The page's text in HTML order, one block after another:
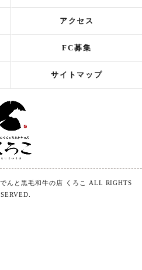
アクセス
FC募集
サイトマップ
んと黒毛和牛の店 くろこ ALL RIGHTS